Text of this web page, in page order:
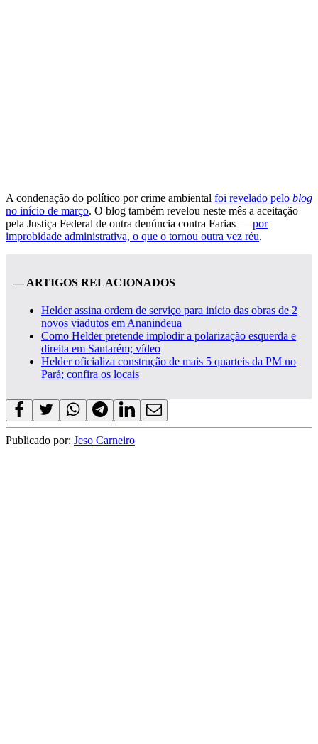
A condenação do político por crime ambiental foi revelado pelo blog
no início de março. O blog também revelou neste mês a aceitação
pela Justiça Federal de outra denúncia contra Farias — por
improbidade administrativa, o que o tornou outra vez réu.
— ARTIGOS RELACIONADOS
Helder assina ordem de serviço para início das obras de 2
novos viadutos em Ananindeua
Como Helder pretende implodir a polarização esquerda e
direita em Santarém; vídeo
Helder oficializa construção de mais 5 quarteis da PM no
Pará; confira os locais
Publicado por: Jeso Carneiro